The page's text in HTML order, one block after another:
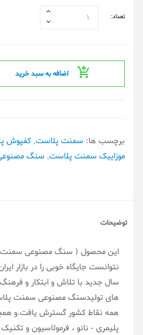
تعداد:
اضافه به سبد خرید
برچسب ها: سمنت پلاست, کفپوش
موزاییک سمنت پلاست, سنگ
توضیحات
نتوانست جایگاه خوبی را در بازار
سال جدید با تلاش و ابتکار و
های تولیدسنگ مصنوعی سمنت
همه نقاط کشور گسترش یافت.و
پلیمری - نانو ، فرمولاسیون و